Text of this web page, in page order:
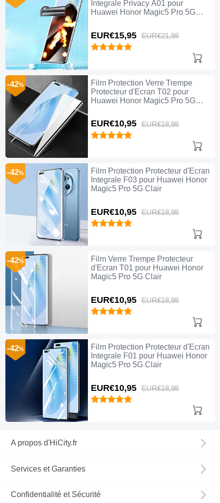
Integrale Privacy A01 pour
Huawei Honor Magic5 Pro 5G
EUR€15,95 EUR€21,98
Film Protection Verre Trempe
Protecteur d'Ecran T02 pour
Huawei Honor Magic5 Pro 5G
EUR€10,95 EUR€18,98
-42%
Film Protection Protecteur d'Ecran
Integrale F03 pour Huawei Honor
Magic5 Pro 5G Clair
EUR€10,95 EUR€18,98
-42%
Film Verre Trempe Protecteur
d'Ecran T01 pour Huawei Honor
Magic5 Pro 5G Clair
EUR€10,95 EUR€18,98
-42%
Film Protection Protecteur d'Ecran
Integrale F01 pour Huawei Honor
Magic5 Pro 5G Clair
EUR€10,95 EUR€18,98
-42%
A propos d'HiCity.fr
Services et Garanties
Confidentialité et Sécurité